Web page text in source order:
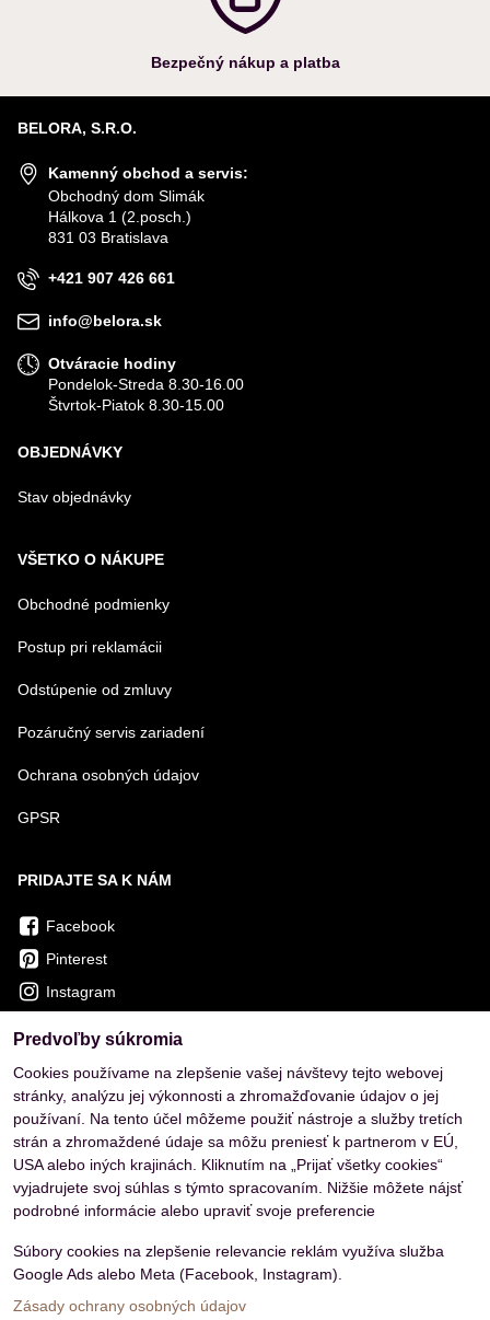
Bezpečný nákup a platba
BELORA, S.R.O.
Kamenný obchod a servis:
Obchodný dom Slimák
Hálkova 1 (2.posch.)
831 03 Bratislava
+421 907 426 661
info@belora.sk
Otváracie hodiny
Pondelok-Streda 8.30-16.00
Štvrtok-Piatok 8.30-15.00
OBJEDNÁVKY
Stav objednávky
VŠETKO O NÁKUPE
Obchodné podmienky
Postup pri reklamácii
Odstúpenie od zmluvy
Pozáručný servis zariadení
Ochrana osobných údajov
GPSR
PRIDAJTE SA K NÁM
Facebook
Pinterest
Instagram
Predvoľby súkromia
Cookies používame na zlepšenie vašej návštevy tejto webovej
stránky, analýzu jej výkonnosti a zhromažďovanie údajov o jej
používaní. Na tento účel môžeme použiť nástroje a služby tretích
strán a zhromaždené údaje sa môžu preniesť k partnerom v EÚ,
USA alebo iných krajinách. Kliknutím na „Prijať všetky cookies“
vyjadrujete svoj súhlas s týmto spracovaním. Nižšie môžete nájsť
podrobné informácie alebo upraviť svoje preferencie
Súbory cookies na zlepšenie relevancie reklám využíva služba
Google Ads alebo Meta (Facebook, Instagram).
Zásady ochrany osobných údajov